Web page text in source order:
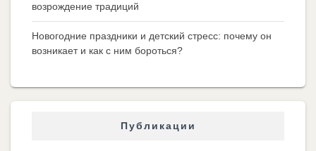
возрождение традиций
Новогодние праздники и детский стресс: почему он
возникает и как с ним бороться?
Публикации